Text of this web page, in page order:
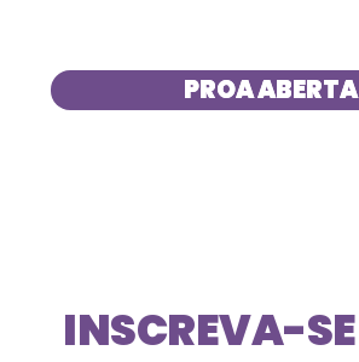
PROA ABERTA
INSCREVA-SE